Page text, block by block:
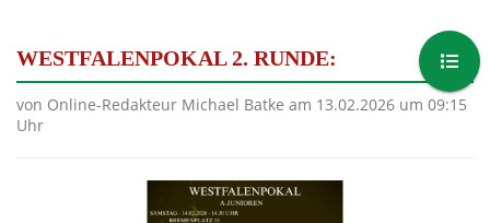
WESTFALENPOKAL 2. RUNDE:
von Online-Redakteur Michael Batke am 13.02.2026 um 09:15
Uhr